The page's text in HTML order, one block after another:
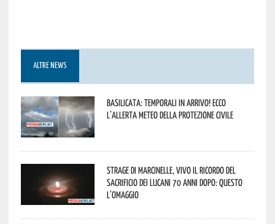
ALTRE NEWS
Basilicata: temporali in arrivo! Ecco
l’allerta meteo della Protezione civile
Strage di Marcinelle, vivo il ricordo del
sacrificio dei lucani 70 anni dopo: questo
l’omaggio